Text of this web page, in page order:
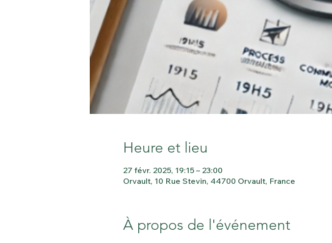
Heure et lieu
27 févr. 2025, 19:15 – 23:00
Orvault, 10 Rue Stevin, 44700 Orvault, France
À propos de l'événement